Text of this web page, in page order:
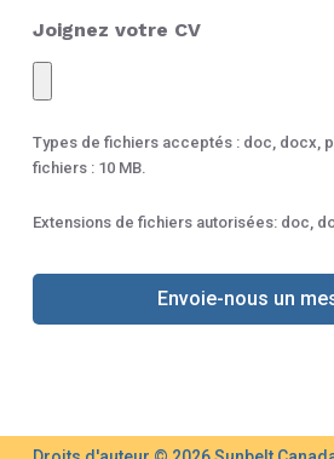
Joignez votre CV
Types de fichiers acceptés : doc, docx,
fichiers : 10 MB.
Extensions de fichiers autorisées: doc,